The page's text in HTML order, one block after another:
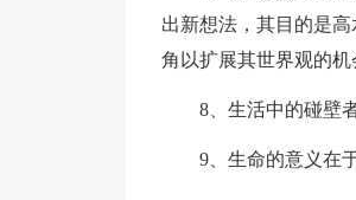
出新想法，其目的是
角以扩展其世界观的机
8、生活中的碰壁
9、生命的意义在